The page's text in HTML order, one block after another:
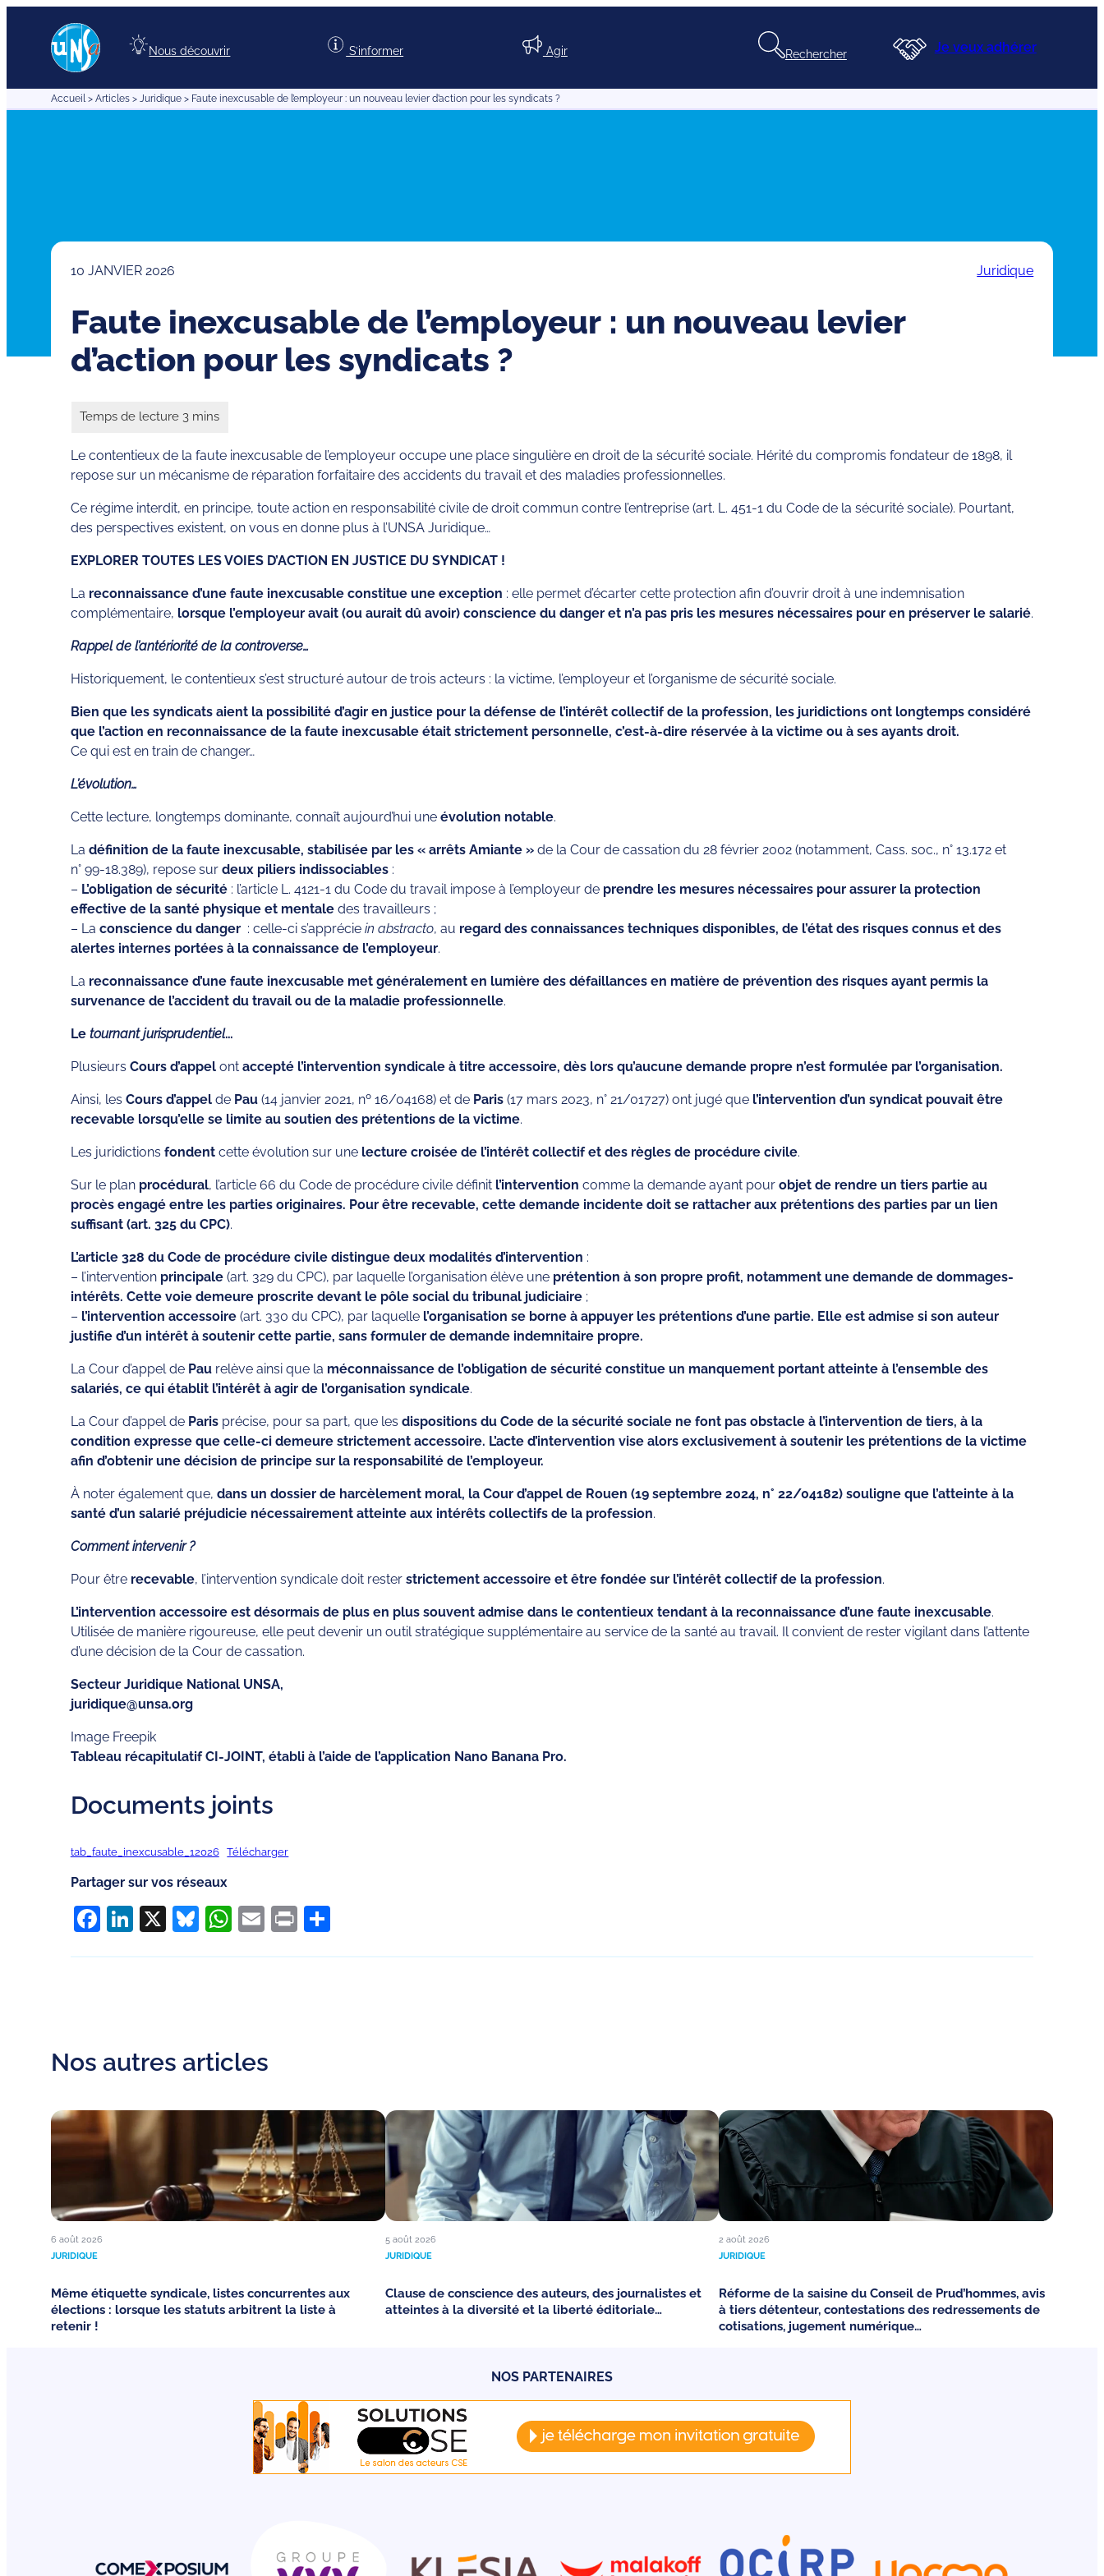
contenu
Nous découvrir S’informer Agir Rechercher Je veux adhérer
Accueil> Articles> Juridique> Faute inexcusable de l’employeur : un nouveau levier d’action pour les syndicats ?
10 JANVIER 2026 Juridique
Faute inexcusable de l’employeur : un nouveau levier
d’action pour les syndicats ?
Le contentieux de la faute inexcusable de l’employeur occupe une place singulière en droit de la sécurité sociale. Hérité du compromis fondateur de 1898, il
repose sur un mécanisme de réparation forfaitaire des accidents du travail et des maladies professionnelles.
Ce régime interdit, en principe, toute action en responsabilité civile de droit commun contre l’entreprise (art. L. 451-1 du Code de la sécurité sociale). Pourtant,
des perspectives existent, on vous en donne plus à l’UNSA Juridique…
EXPLORER TOUTES LES VOIES D’ACTION EN JUSTICE DU SYNDICAT !
La reconnaissance d’une faute inexcusable constitue une exception : elle permet d’écarter cette protection afin d’ouvrir droit à une indemnisation
complémentaire, lorsque l’employeur avait (ou aurait dû avoir) conscience du danger et n’a pas pris les mesures nécessaires pour en préserver le salarié.
Rappel de l’antériorité de la controverse…
Historiquement, le contentieux s’est structuré autour de trois acteurs : la victime, l’employeur et l’organisme de sécurité sociale.
Bien que les syndicats aient la possibilité d’agir en justice pour la défense de l’intérêt collectif de la profession, les juridictions ont longtemps considéré
que l’action en reconnaissance de la faute inexcusable était strictement personnelle, c’est-à-dire réservée à la victime ou à ses ayants droit.
Ce qui est en train de changer…
L’évolution…
Cette lecture, longtemps dominante, connaît aujourd’hui une évolution notable.
La définition de la faute inexcusable, stabilisée par les « arrêts Amiante »de la Cour de cassation du 28 février 2002 (notamment, Cass. soc., n° 13.172 et
n° 99-18.389), repose sur deux piliers indissociables:
– L’obligation de sécurité: l’article L. 4121-1 du Code du travail impose à l’employeur de prendre les mesures nécessaires pour assurer la protection
effective de la santé physique et mentaledes travailleurs ;
– La conscience du danger : celle-ci s’apprécie in abstracto, au regard des connaissances techniques disponibles, de l’état des risques connus et des
alertes internes portées à la connaissance de l’employeur.
La reconnaissance d’une faute inexcusable met généralement en lumière des défaillances en matière de prévention des risques ayant permis la
survenance de l’accident du travail ou de la maladie professionnelle.
Le tournant jurisprudentiel…
Plusieurs Cours d’appelont accepté l’intervention syndicale à titre accessoire, dès lors qu’aucune demande propre n’est formulée par l’organisation.
Ainsi, les Cours d’appel de Pau(14 janvier 2021, nº 16/04168) et de Paris(17 mars 2023, n° 21/01727) ont jugé que l’intervention d’un syndicat pouvait être
recevable lorsqu’elle se limite au soutien des prétentions de la victime.
Les juridictions fondentcette évolution sur une lecture croisée de l’intérêt collectif et des règles de procédure civile.
Sur le plan procédural, l’article 66 du Code de procédure civile définit l’intervention comme la demande ayant pourobjet de rendre un tiers partie au
procès engagé entre les parties originaires. Pour être recevable, cette demande incidente doit se rattacher aux prétentions des parties par un lien
suffisant (art. 325 du CPC).
L’article 328 du Code de procédure civile distingue deux modalités d’intervention :
– l’intervention principale(art. 329 du CPC), par laquelle l’organisation élève une prétention à son propre profit, notamment une demande de dommages-
intérêts. Cette voie demeure proscrite devant le pôle social du tribunal judiciaire;
– l’intervention accessoire(art. 330 du CPC), par laquelle l’organisation se borne à appuyer les prétentions d’une partie. Elle est admise si son auteur
justifie d’un intérêt à soutenir cette partie, sans formuler de demande indemnitaire propre.
La Cour d’appel de Paurelève ainsi que la méconnaissance de l’obligation de sécurité constitue un manquement portant atteinte à l’ensemble des
salariés, ce qui établit l’intérêt à agir de l’organisation syndicale.
La Cour d’appel de Parisprécise, pour sa part, que les dispositions du Code de la sécurité sociale ne font pas obstacle à l’intervention de tiers, à la
condition expresse que celle-ci demeure strictement accessoire. L’acte d’intervention vise alors exclusivement à soutenir les prétentions de la victime
afin d’obtenir une décision de principe sur la responsabilité de l’employeur.
À noter également que, dans un dossier de harcèlement moral, la Cour d’appel de Rouen (19 septembre 2024, n° 22/04182) souligne que l’atteinte à la
santé d’un salarié préjudicie nécessairement atteinte aux intérêts collectifs de la profession.
Comment intervenir ?
Pour être recevable, l’intervention syndicale doit rester strictement accessoire et être fondée sur l’intérêt collectif de la profession.
L’intervention accessoire est désormais de plus en plus souvent admise dans le contentieux tendant à la reconnaissance d’une faute inexcusable.
Utilisée de manière rigoureuse, elle peut devenir un outil stratégique supplémentaire au service de la santé au travail. Il convient de rester vigilant dans l’attente
d’une décision de la Cour de cassation.
Secteur Juridique National UNSA,
juridique@unsa.org
Image Freepik
Tableau récapitulatif CI-JOINT, établi à l’aide de l’application Nano Banana Pro.
Documents joints
tab_faute_inexcusable_12026 Télécharger
Partager sur vos réseaux
Facebook
LinkedIn
X Bluesky
WhatsApp
Email
PrintPartager
Nos autres articles
6 août 2026
JURIDIQUE
Même étiquette syndicale, listes concurrentes aux
élections : lorsque les statuts arbitrent la liste à
retenir !
5 août 2026
JURIDIQUE
Clause de conscience des auteurs, des journalistes et
atteintes à la diversité et la liberté éditoriale…
2 août 2026
JURIDIQUE
Réforme de la saisine du Conseil de Prud’hommes, avis
à tiers détenteur, contestations des redressements de
cotisations, jugement numérique…
NOS PARTENAIRES